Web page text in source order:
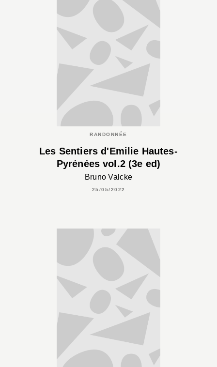
RANDONNÉE
Les Sentiers d'Emilie Hautes-
Pyrénées vol.2 (3e ed)
Bruno Valcke
25/05/2022